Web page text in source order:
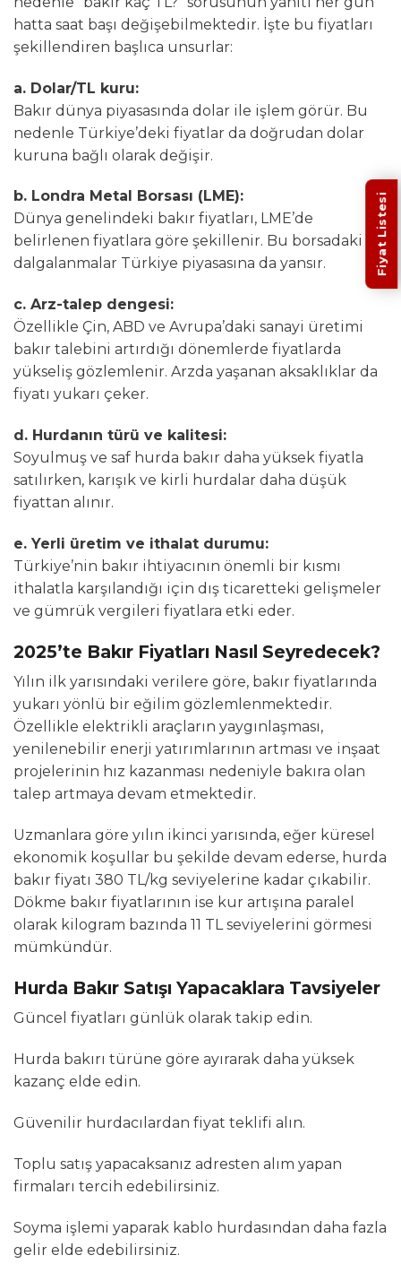
hatta saat başı değişebilmektedir. İşte bu fiyatları
şekillendiren başlıca unsurlar:
a. Dolar/TL kuru:
Bakır dünya piyasasında dolar ile işlem görür. Bu
nedenle Türkiye’deki fiyatlar da doğrudan dolar
kuruna bağlı olarak değişir.
b. Londra Metal Borsası (LME):
Dünya genelindeki bakır fiyatları, LME’de
belirlenen fiyatlara göre şekillenir. Bu borsadaki
dalgalanmalar Türkiye piyasasına da yansır.
c. Arz-talep dengesi:
Özellikle Çin, ABD ve Avrupa’daki sanayi üretimi
bakır talebini artırdığı dönemlerde fiyatlarda
yükseliş gözlemlenir. Arzda yaşanan aksaklıklar da
fiyatı yukarı çeker.
d. Hurdanın türü ve kalitesi:
Soyulmuş ve saf hurda bakır daha yüksek fiyatla
satılırken, karışık ve kirli hurdalar daha düşük
fiyattan alınır.
e. Yerli üretim ve ithalat durumu:
Türkiye’nin bakır ihtiyacının önemli bir kısmı
ithalatla karşılandığı için dış ticaretteki gelişmeler
ve gümrük vergileri fiyatlara etki eder.
2025’te Bakır Fiyatları Nasıl Seyredecek?
Yılın ilk yarısındaki verilere göre, bakır fiyatlarında
yukarı yönlü bir eğilim gözlemlenmektedir.
Özellikle elektrikli araçların yaygınlaşması,
yenilenebilir enerji yatırımlarının artması ve inşaat
projelerinin hız kazanması nedeniyle bakıra olan
talep artmaya devam etmektedir.
Uzmanlara göre yılın ikinci yarısında, eğer küresel
ekonomik koşullar bu şekilde devam ederse, hurda
bakır fiyatı 380 TL/kg seviyelerine kadar çıkabilir.
Dökme bakır fiyatlarının ise kur artışına paralel
olarak kilogram bazında 11 TL seviyelerini görmesi
mümkündür.
Hurda Bakır Satışı Yapacaklara Tavsiyeler
Güncel fiyatları günlük olarak takip edin.
Hurda bakırı türüne göre ayırarak daha yüksek
kazanç elde edin.
Güvenilir hurdacılardan fiyat teklifi alın.
Toplu satış yapacaksanız adresten alım yapan
firmaları tercih edebilirsiniz.
Soyma işlemi yaparak kablo hurdasından daha fazla
gelir elde edebilirsiniz.
Fiyat Listesi